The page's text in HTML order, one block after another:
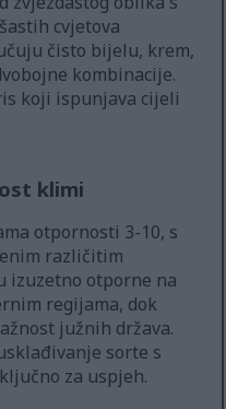
cvjetova
čisto bijelu, krem,
kombinacije.
koji ispunjava cijeli
klimi
otpornosti 3-10, s
različitim
izuzetno otporne na
regijama, dok
južnih država.
sorte s
za uspjeh.